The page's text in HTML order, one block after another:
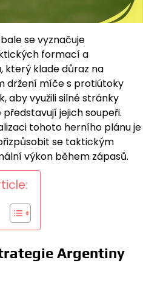
se vyznačuje
formací a
který klade důraz na
držení míče s protiútoky
aby využili silné stránky
jejich soupeři.
tohoto herního plánu je
se taktickým
výkon během zápasů.
Argentiny